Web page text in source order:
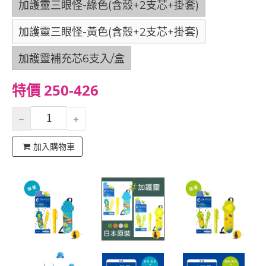
加護靈三眼怪-綠色(含殼+2支芯+掛套)
加護靈三眼怪-黃色(含殼+2支芯+掛套)
加護靈補充芯6支入/盒
特價 250-426
加入購物車